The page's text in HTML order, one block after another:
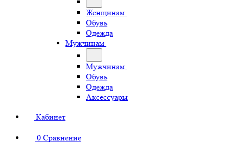
Женщинам
Обувь
Одежда
Мужчинам
Мужчинам
Обувь
Одежда
Аксессуары
Кабинет
0 Сравнение